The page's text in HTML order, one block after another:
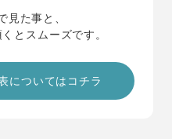
見た事と、
とスムーズです。
についてはコチラ